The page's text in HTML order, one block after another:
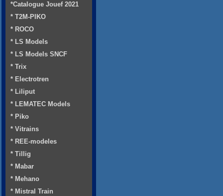
*Catalogue Jouef 2021
* T2M-PIKO
* ROCO
* LS Models
* LS Models SNCF
* Trix
* Electrotren
* Liliput
* LEMATEC Models
* Piko
* Vitrains
* REE-modeles
* Tillig
* Mabar
* Mehano
* Mistral Train